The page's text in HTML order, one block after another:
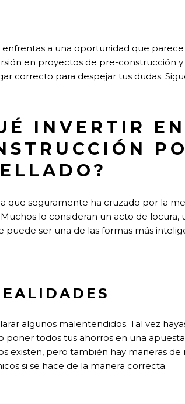
enfrentas a una oportunidad que
en proyectos de pre-construcción y
correcto para despejar tus dudas.
INVERTIR
que seguramente ha cruzado por la
lo consideran un acto de locura,
puede ser una de las formas más
algunos malentendidos. Tal vez
poner todos tus ahorros en una
existen, pero también hay maneras de
si se hace de la manera correcta.